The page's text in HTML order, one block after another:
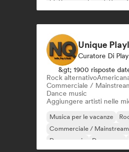
Curatore Di
&gt; 1900 risposte
Rock alternativo
Commerciale /
Dance music
Aggiungere artisti nelle
Musica per le vacanze
Commerciale / Mainstream
Dance music
Danza pop